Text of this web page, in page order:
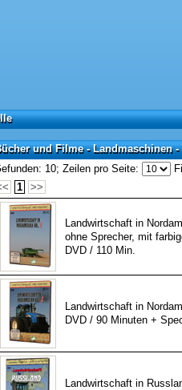
und Filme - Landmaschinen
und Filme - Landmaschinen
10; Zeilen pro Seite:
1 >>
Landwirtschaft in
ohne Sprecher, mit
DVD / 110 Min.
Landwirtschaft in
DVD / 90 Minuten +
Landwirtschaft in